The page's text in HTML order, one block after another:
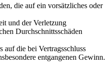
die auf ein vorsätzliches oder
und der Verletzung
Durchschnittsschäden
auf die bei Vertragsschluss
entgangenen Gewinn.